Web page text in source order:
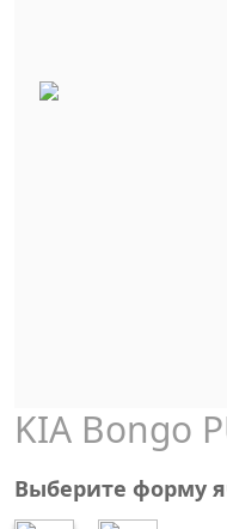
KIA Bongo
Выберите форму